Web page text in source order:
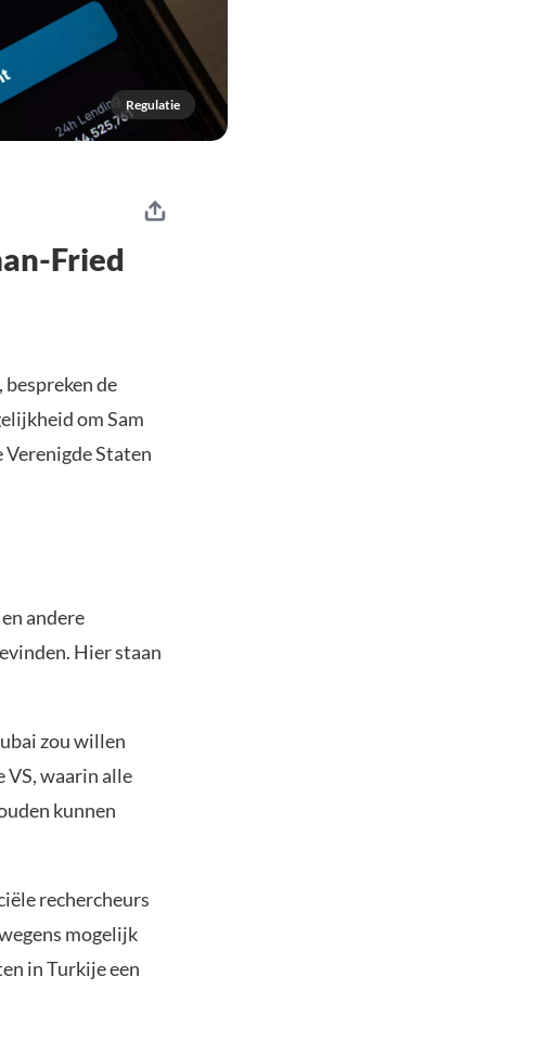
Regulatie
Fried
de
om Sam
Verenigde Staten
andere
Hier staan
zou willen
VS, waarin alle
kunnen
rechercheurs
mogelijk
in Turkije een